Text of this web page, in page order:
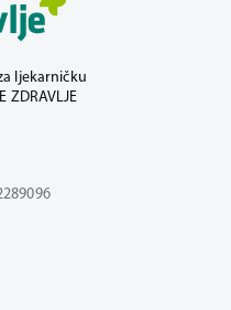
ljekarničku
ZDRAVLJE